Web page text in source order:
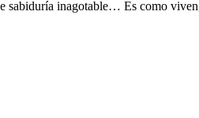
sabiduría inagotable… Es como